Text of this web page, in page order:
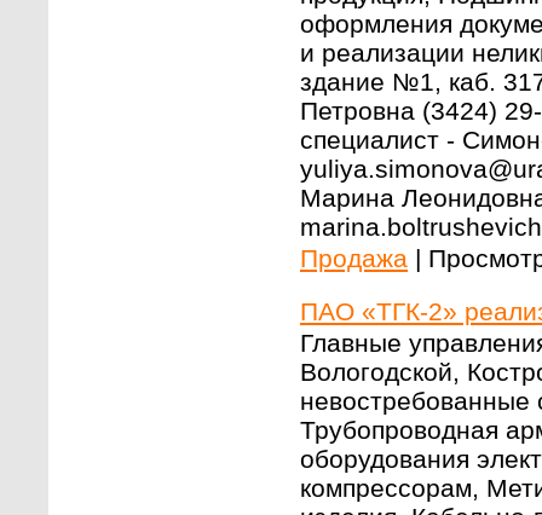
оформления
и реализации
здание №1, каб.
Петровна (3424)
специалист -
Марина
Продажа |
ПАО «ТГК-2»
Главные
Вологодской,
невостребованные
Трубопроводная
оборудования
компрессорам,